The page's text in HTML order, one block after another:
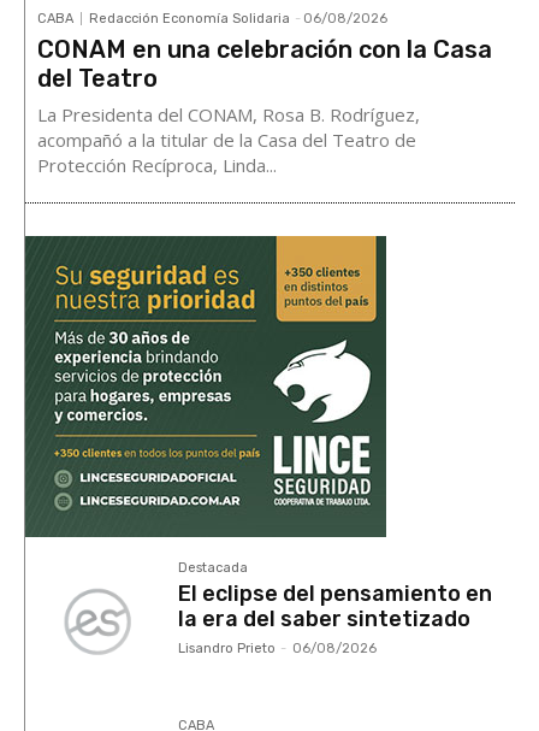
CABA Redacción Economía Solidaria - 06/08/2026
CONAM en una celebración con la Casa
del Teatro
La Presidenta del CONAM, Rosa B. Rodríguez,
acompañó a la titular de la Casa del Teatro de
Protección Recíproca, Linda...
Destacada
El eclipse del pensamiento en
la era del saber sintetizado
Lisandro Prieto - 06/08/2026
CABA